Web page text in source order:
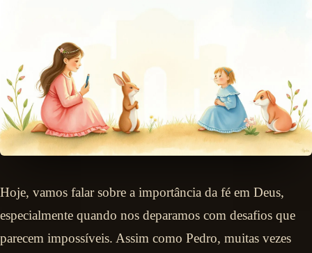
Hoje, vamos falar sobre a importância da fé em Deus,
especialmente quando nos deparamos com desafios que
parecem impossíveis. Assim como Pedro, muitas vezes